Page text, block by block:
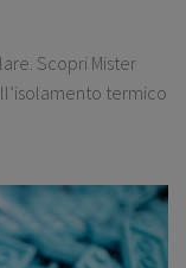
Scopri Mister
termico